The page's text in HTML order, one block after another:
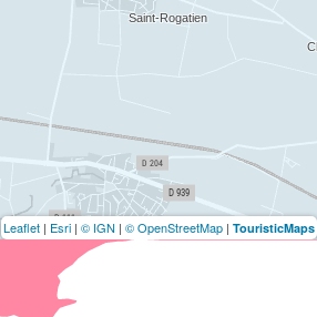
Leaflet | Esri | © IGN | © OpenStreetMap | TouristicMaps